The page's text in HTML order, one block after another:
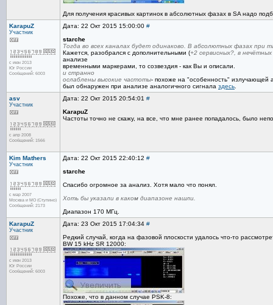
Для получения красивых картинок в абсолютных фазах в SA надо
KarapuZ
Участник
с июн 2013
Юг России
Сообщений: 6003
Дата: 22 Окт 2015 15:00:00 #
starche
Тогда во всех каналах будет одинаково. В абсолютных фазах при
Кажется, разобрался с дополнительными (+2 сервисных?, в нечётных
анализе
временными маркерами, то созвездия - как Вы и описали.
и странно
ослаблены высокие частоты- похоже на "особенность" излучающей
был обнаружен при анализе аналогичного сигнала здесь
asv
Участник
с апр 2008
Сообщений: 1566
Дата: 22 Окт 2015 20:54:01 #
KarapuZ
Частоты точно не скажу, на все, что мне ранее попадалось, было
Kim Mathers
Участник
с мар 2007
Москва и МО (Ступино)
Сообщений: 2173
Дата: 22 Окт 2015 22:40:12 #
starche
Спасибо огромное за анализ. Хотя мало что понял.
Хоть бы указали в каком диапазоне нашли.
Диапазон 170 МГц.
KarapuZ
Участник
с июн 2013
Юг России
Сообщений: 6003
Дата: 23 Окт 2015 17:04:34 #
Редкий случай, когда на фазовой плоскости удалось что-то
BW 15 kHz SR 12000:
Похоже, что в данном случае PSK-8: